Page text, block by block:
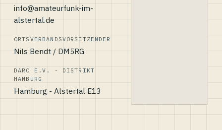
info@amateurfunk-im-
alstertal.de
ORTSVERBANDSVORSITZENDER
Nils Bendt / DM5RG
DARC E.V. - DISTRIKT
HAMBURG
Hamburg - Alstertal E13